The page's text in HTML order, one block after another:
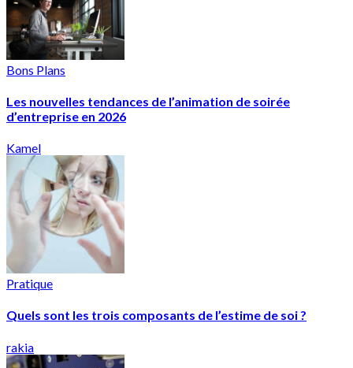
Bons Plans
Les nouvelles tendances de l’animation de soirée
d’entreprise en 2026
Kamel
Pratique
Quels sont les trois composants de l’estime de soi ?
rakia